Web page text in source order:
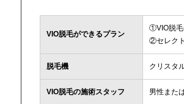
VIO脱毛ができるプラン
①VIO脱毛
②セレク
脱毛機 クリスタ
VIO脱毛の施術スタッフ 男性また